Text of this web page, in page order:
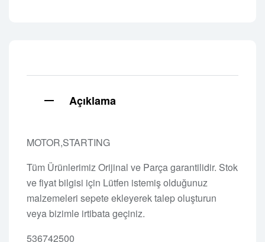
Açıklama
MOTOR,STARTING
Tüm Ürünlerimiz Orijinal ve Parça garantilidir. Stok
ve fiyat bilgisi için Lütfen istemiş olduğunuz
malzemeleri sepete ekleyerek talep oluşturun
veya bizimle irtibata geçiniz.
536742500